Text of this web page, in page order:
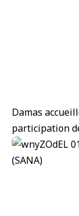
Damas
participation